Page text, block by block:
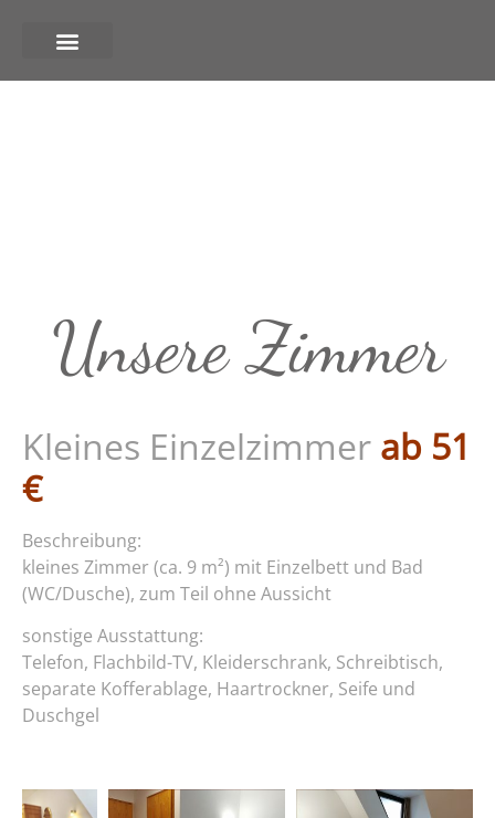
Unsere Zimmer
Kleines Einzelzimmer ab 51
€
Beschreibung:
kleines Zimmer (ca. 9 m²) mit Einzelbett und Bad
(WC/Dusche), zum Teil ohne Aussicht
sonstige Ausstattung:
Telefon, Flachbild-TV, Kleiderschrank, Schreibtisch,
separate Kofferablage, Haartrockner, Seife und
Duschgel